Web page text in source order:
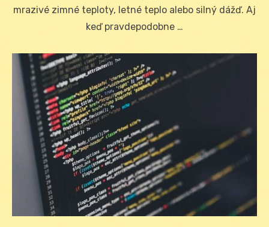
mrazivé zimné teploty, letné teplo alebo silný dážď. Aj
keď pravdepodobne …